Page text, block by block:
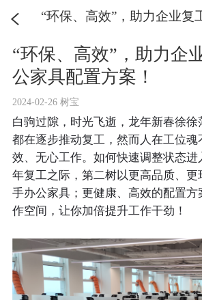
“环保、高效”，助力企
公家具配置方案！
2024-02-26 树宝
白驹过隙，时光飞逝，龙年新春徐徐
都在逐步推动复工，然而人在工位魂
效、无心工作。如何快速调整状态
年复工之际，第二树以更高品质、更
手办公家具；更健康、高效的配置方
作空间，让你加倍提升工作干劲！